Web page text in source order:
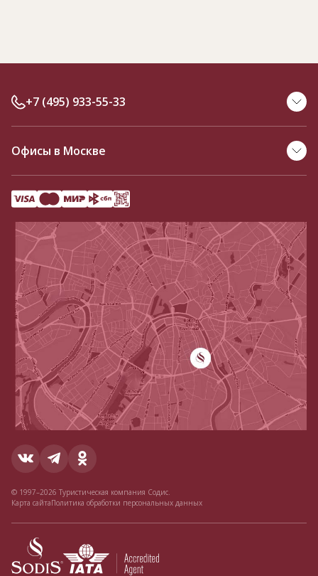
+7 (495) 933-55-33
Офисы в Москве
© 1997–2026 Туристическая компания Содис.
Карта сайтаПолитика обработки персональных данных